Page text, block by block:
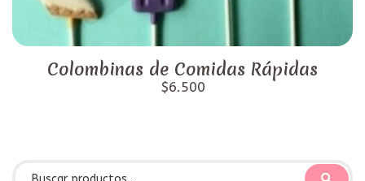
Colombinas de Comidas Rápidas
$6.500